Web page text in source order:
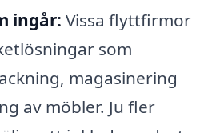
ingår: Vissa flyttfirmor
som
magasinering
av möbler. Ju fler